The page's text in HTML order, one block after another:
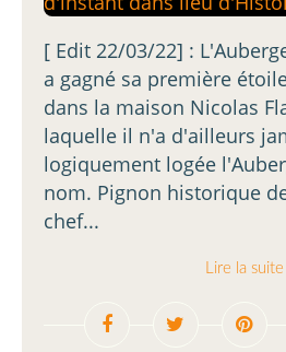
[ Edit 22/03/22] :
a gagné sa première
dans la maison Nicolas
laquelle il n'a d'ailleurs
logiquement logée
nom. Pignon historique
chef...
Lire la suite